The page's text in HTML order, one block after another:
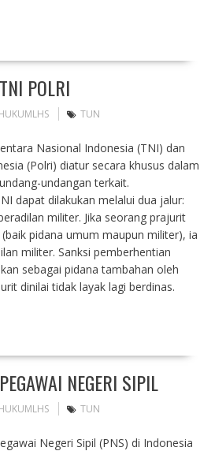
POLRI
TUN
Nasional Indonesia (TNI) dan
(Polri) diatur secara khusus dalam
undangan terkait.
dapat dilakukan melalui dua jalur:
militer. Jika seorang prajurit
pidana umum maupun militer), ia
militer. Sanksi pemberhentian
sebagai pidana tambahan oleh
dinilai tidak layak lagi berdinas.
NEGERI SIPIL
TUN
Negeri Sipil (PNS) di Indonesia